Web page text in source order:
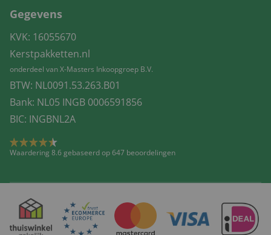
Gegevens
KVK: 16055670
Kerstpakketten.nl
onderdeel van X-Masters Inkoopgroep B.V.
BTW: NL0091.53.263.B01
Bank: NL05 INGB 0006591856
BIC: INGBNL2A
Waardering 8.6 gebaseerd op 647 beoordelingen